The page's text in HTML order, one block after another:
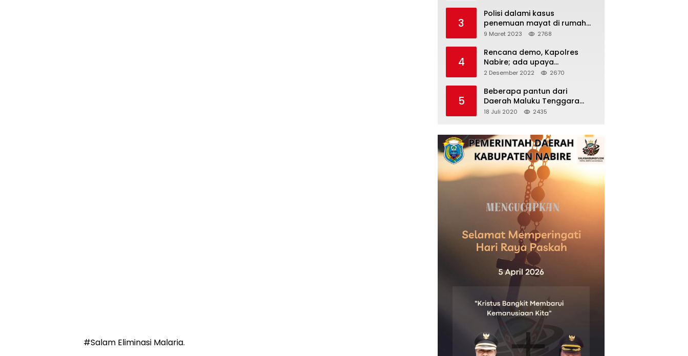
#Salam Eliminasi Malaria.
3
Polisi dalami kasus
penemuan mayat di rumah
dokter
9 Maret 2023 2768
4
Rencana demo, Kapolres
Nabire; ada upaya
pencegahan dan dua Suku
2 Desember 2022 2670
5
Beberapa pantun dari
Daerah Maluku Tenggara
(Kei)
18 Juli 2020 2435